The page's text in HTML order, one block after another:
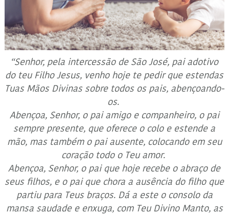
“Senhor, pela intercessão de São José, pai adotivo
do teu Filho Jesus, venho hoje te pedir que estendas
Tuas Mãos Divinas sobre todos os pais, abençoando-
os.
Abençoa, Senhor, o pai amigo e companheiro, o pai
sempre presente, que oferece o colo e estende a
mão, mas também o pai ausente, colocando em seu
coração todo o Teu amor.
Abençoa, Senhor, o pai que hoje recebe o abraço de
seus filhos, e o pai que chora a ausência do filho que
partiu para Teus braços. Dá a este o consolo da
mansa saudade e enxuga, com Teu Divino Manto, as